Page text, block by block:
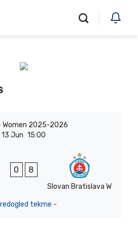
- Women 2025-2026
13 Jun 15:00
0 8
Slovan Bratislava W
tekme -